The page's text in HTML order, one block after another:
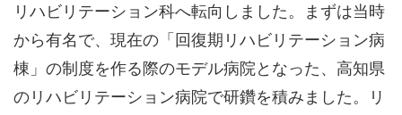
リハビリテーション科へ転向しました。まずは当時
から有名で、現在の「回復期リハビリテーション病
棟」の制度を作る際のモデル病院となった、高知県
のリハビリテーション病院で研鑽を積みました。リ